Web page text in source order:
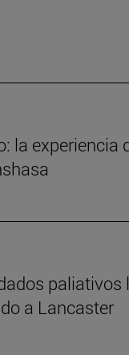
la experiencia
paliativos
a Lancaster